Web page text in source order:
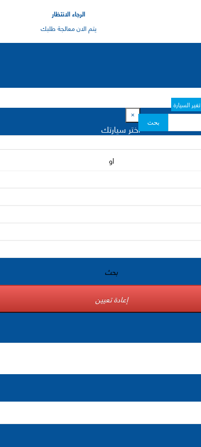
الرجاء الانتظار
يتم الان معالجة طلبك
تغير السيارة
بحث
×
اختر سيارتك
او
بحث
إعادة تعيين